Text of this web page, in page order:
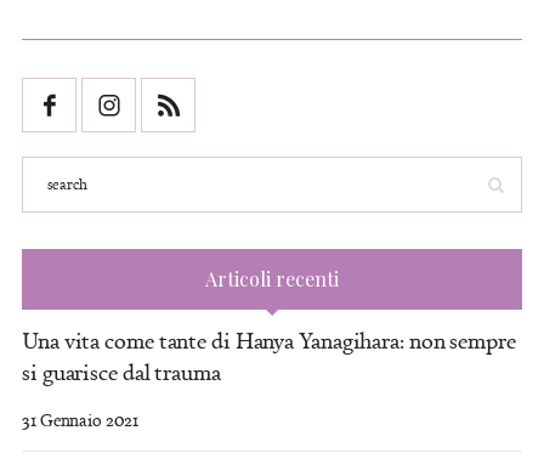
Articoli recenti
Una vita come tante di Hanya Yanagihara: non sempre
si guarisce dal trauma
31 Gennaio 2021